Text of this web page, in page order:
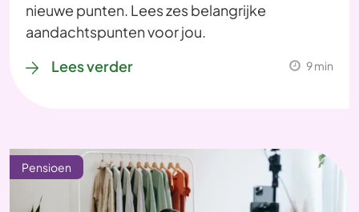
nieuwe punten. Lees zes belangrijke
aandachtspunten voor jou.
Lees verder
9 min
Pensioen